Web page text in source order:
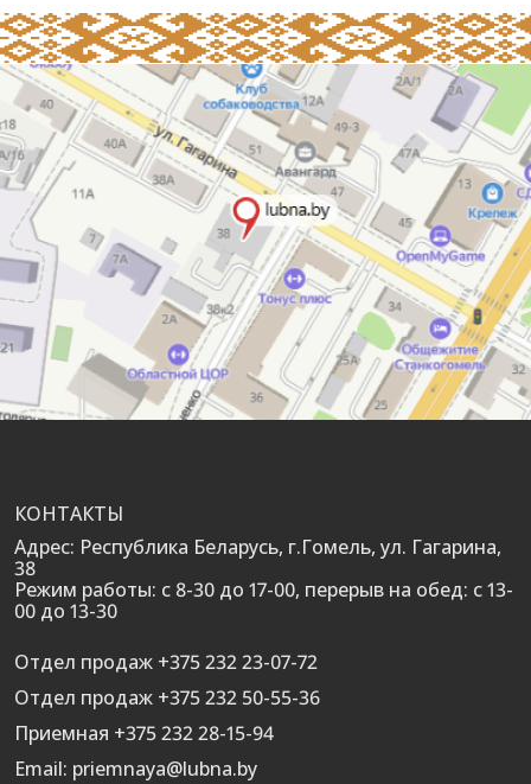
КОНТАКТЫ
Адрес: Республика Беларусь, г.Гомель, ул. Гагарина,
38
Режим работы: с 8-30 до 17-00, перерыв на обед: с 13-
00 до 13-30
Отдел продаж +375 232 23-07-72
Отдел продаж +375 232 50-55-36
Приемная +375 232 28-15-94
Email: priemnaya@lubna.by